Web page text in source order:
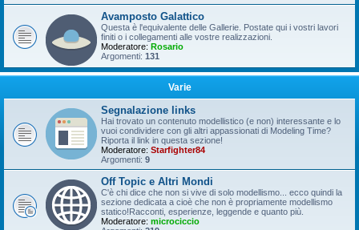
Avamposto Galattico
Questa è l'equivalente delle Gallerie. Postate qui i vostri lavori
finiti o i collegamenti alle vostre realizzazioni.
Moderatore: Rosario
Argomenti: 131
Varie
Segnalazione links
Hai trovato un contenuto modellistico (e non) interessante e lo
vuoi condividere con gli altri appassionati di Modeling Time?
Riporta il link in questa sezione!
Moderatore: Starfighter84
Argomenti: 9
Off Topic e Altri Mondi
C'è chi dice che non si vive di solo modellismo... ecco quindi la
sezione dedicata a cioè che non è propriamente modellismo
statico!Racconti, esperienze, leggende e quanto più.
Moderatore: microciccio